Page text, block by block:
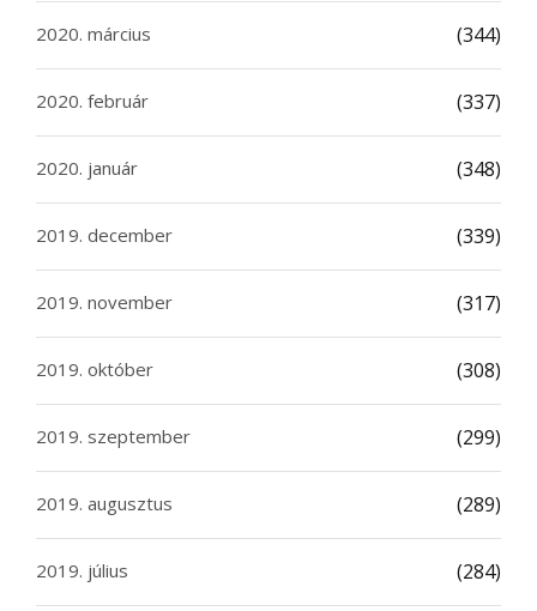
2020. március (344)
2020. február (337)
2020. január (348)
2019. december (339)
2019. november (317)
2019. október (308)
2019. szeptember (299)
2019. augusztus (289)
2019. július (284)